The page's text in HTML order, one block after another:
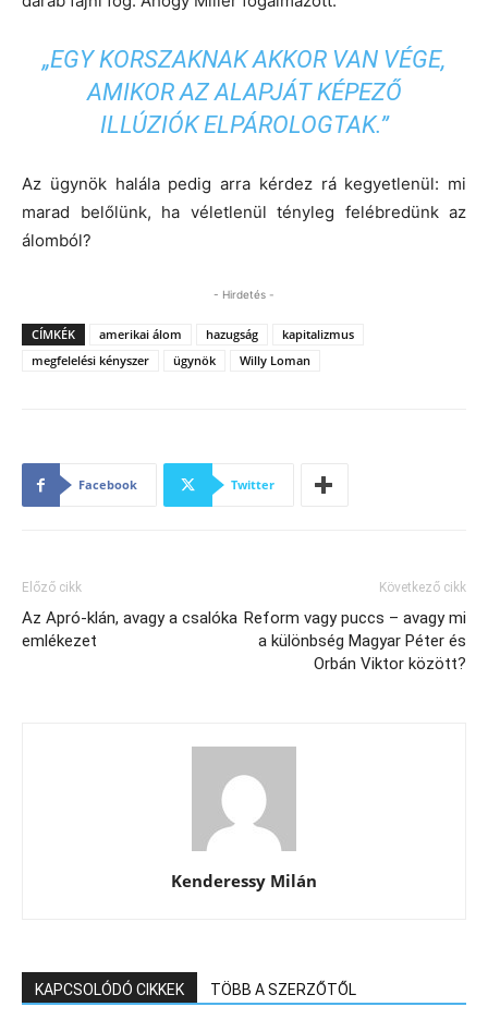
„EGY KORSZAKNAK AKKOR VAN VÉGE,
AMIKOR AZ ALAPJÁT KÉPEZŐ
ILLÚZIÓK ELPÁROLOGTAK.”
Az ügynök halála pedig arra kérdez rá kegyetlenül: mi
marad belőlünk, ha véletlenül tényleg felébredünk az
álomból?
- Hirdetés -
CÍMKÉK amerikai álom hazugság
kapitalizmus
megfelelési kényszer
ügynök Willy Loman
Facebook Twitter
Előző cikk
Az Apró-klán, avagy a csalóka
emlékezet
Következő cikk
Reform vagy puccs – avagy mi
a különbség Magyar Péter és
Orbán Viktor között?
Kenderessy Milán
KAPCSOLÓDÓ CIKKEK TÖBB A SZERZŐTŐL